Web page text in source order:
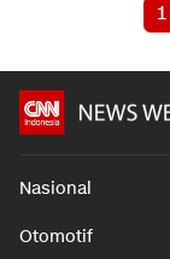
1
Nasional
Otomotif